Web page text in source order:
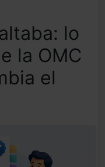
lo
la OMC
el